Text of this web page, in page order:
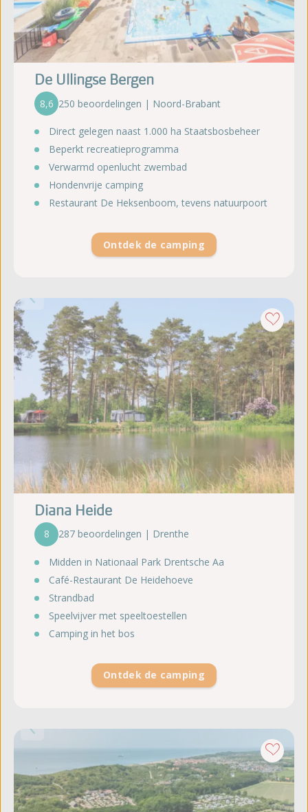
De Ullingse Bergen
8,6 250 beoordelingen | Noord-Brabant
Direct gelegen naast 1.000 ha Staatsbosbeheer
Beperkt recreatieprogramma
Verwarmd openlucht zwembad
Hondenvrije camping
Restaurant De Heksenboom, tevens natuurpoort
Ontdek de camping
Diana Heide
8 287 beoordelingen | Drenthe
Midden in Nationaal Park Drentsche Aa
Café-Restaurant De Heidehoeve
Strandbad
Speelvijver met speeltoestellen
Camping in het bos
Ontdek de camping